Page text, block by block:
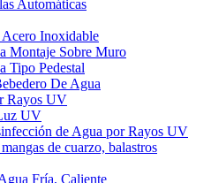
Automáticas
Acero Inoxidable
Montaje Sobre Muro
Tipo Pedestal
De Agua
Rayos UV
UV
de Agua por Rayos UV
de cuarzo, balastros
Fría, Caliente